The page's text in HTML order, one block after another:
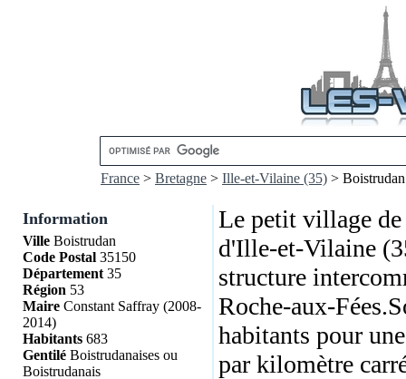
France > Bretagne > Ille-et-Vilaine (35) > Boistrudan
Information
VilleBoistrudan
Code Postal35150
Département35
Région 53
MaireConstant Saffray (2008-
2014)
Habitants683
GentiléBoistrudanaises ou
Boistrudanais
Le petit village
d'Ille-et-Vilaine
structure
Roche-aux-
habitants pour
par kilomètre